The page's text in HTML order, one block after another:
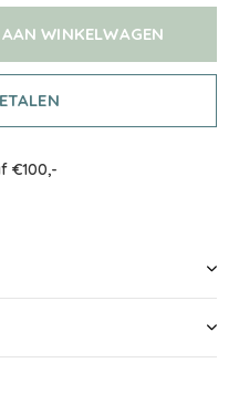
WINKELWAGEN
€100,-